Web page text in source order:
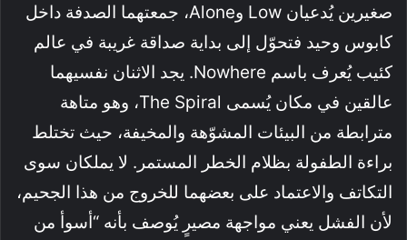
صغيرين يُدعيان Low وAlone، جمعتهما الصدفة داخل
كابوس وحيد فتحوّل إلى بداية صداقة غريبة في عالم
كئيب يُعرف باسم Nowhere. يجد الاثنان نفسيهما
عالقين في مكان يُسمى The Spiral، وهو متاهة
مترابطة من البيئات المشوّهة والمخيفة، حيث تختلط
براءة الطفولة بظلام الخطر المستمر. لا يملكان سوى
التكاتف والاعتماد على بعضهما للخروج من هذا الجحيم،
لأن الفشل يعني مواجهة مصيرٍ يُوصف بأنه “أسوأ من